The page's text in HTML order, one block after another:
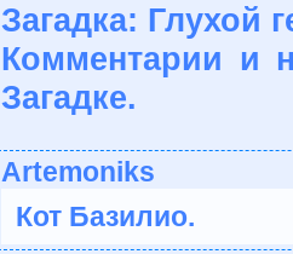
Загадка: Глухой
Комментарии и
Загадке.
Artemoniks
Кот Базилио.